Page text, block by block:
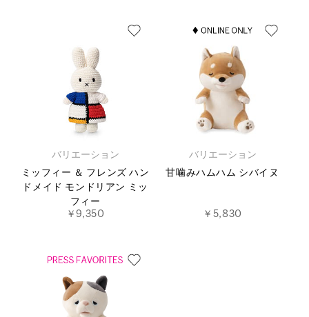
バリエーション
ミッフィー ＆ フレンズ ハン
ドメイド モンドリアン ミッ
フィー
￥9,350
バリエーション
甘噛みハムハム シバイヌ
￥5,830